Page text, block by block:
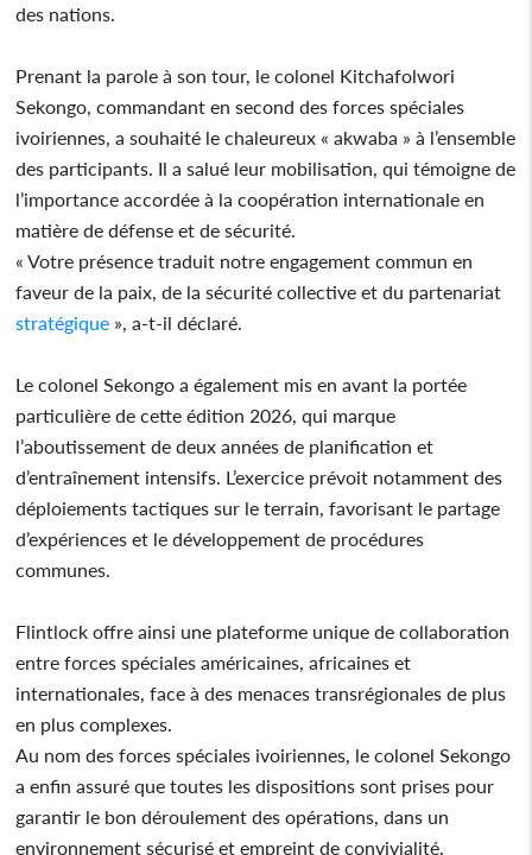
des nations.
Prenant la parole à son tour, le colonel Kitchafolwori
Sekongo, commandant en second des forces spéciales
ivoiriennes, a souhaité le chaleureux « akwaba » à l’ensemble
des participants. Il a salué leur mobilisation, qui témoigne de
l’importance accordée à la coopération internationale en
matière de défense et de sécurité.
« Votre présence traduit notre engagement commun en
faveur de la paix, de la sécurité collective et du partenariat
stratégique », a-t-il déclaré.
Le colonel Sekongo a également mis en avant la portée
particulière de cette édition 2026, qui marque
l’aboutissement de deux années de planification et
d’entraînement intensifs. L’exercice prévoit notamment des
déploiements tactiques sur le terrain, favorisant le partage
d’expériences et le développement de procédures
communes.
Flintlock offre ainsi une plateforme unique de collaboration
entre forces spéciales américaines, africaines et
internationales, face à des menaces transrégionales de plus
en plus complexes.
Au nom des forces spéciales ivoiriennes, le colonel Sekongo
a enfin assuré que toutes les dispositions sont prises pour
garantir le bon déroulement des opérations, dans un
environnement sécurisé et empreint de convivialité.